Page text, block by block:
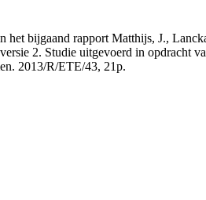
het bijgaand rapport Matthijs, J.,
2. Studie uitgevoerd in opdracht
2013/R/ETE/43, 21p.